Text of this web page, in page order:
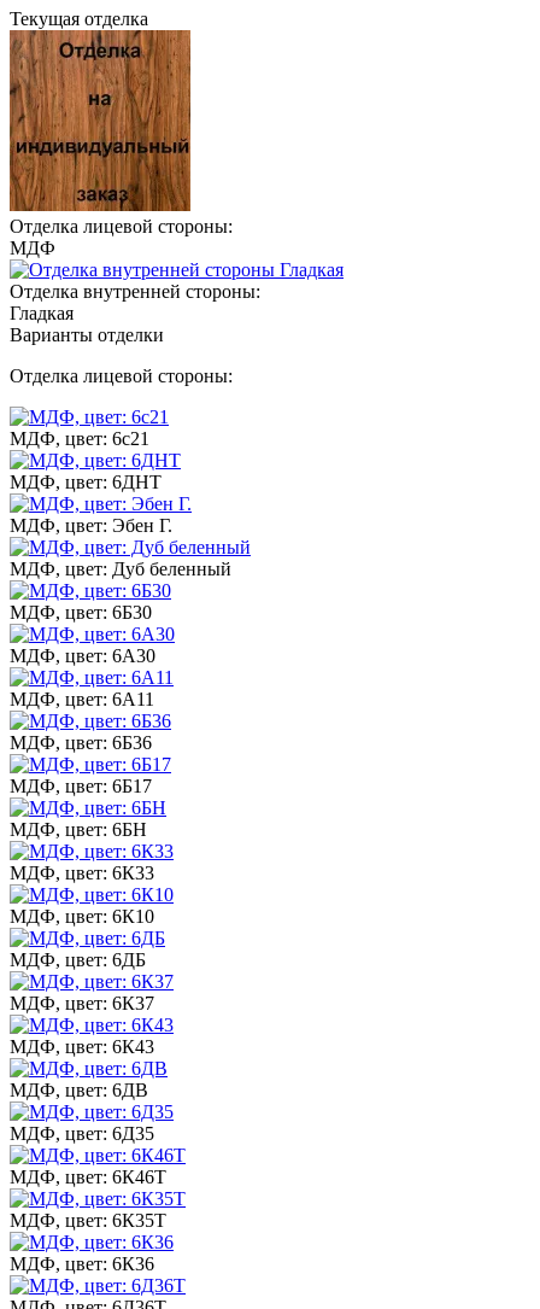
Текущая отделка
Отделка лицевой стороны:
МДФ
Отделка внутренней стороны:
Гладкая
Варианты отделки
Отделка лицевой стороны:
МДФ, цвет: 6с21
МДФ, цвет: 6ДНТ
МДФ, цвет: Эбен Г.
МДФ, цвет: Дуб беленный
МДФ, цвет: 6Б30
МДФ, цвет: 6А30
МДФ, цвет: 6А11
МДФ, цвет: 6Б36
МДФ, цвет: 6Б17
МДФ, цвет: 6БН
МДФ, цвет: 6К33
МДФ, цвет: 6К10
МДФ, цвет: 6ДБ
МДФ, цвет: 6К37
МДФ, цвет: 6К43
МДФ, цвет: 6ДВ
МДФ, цвет: 6Д35
МДФ, цвет: 6К46Т
МДФ, цвет: 6К35Т
МДФ, цвет: 6К36